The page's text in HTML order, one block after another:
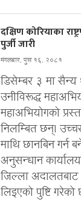
दक्षिण कोरियाका
पुर्जी जारी
मंगलबार, पुस १६, २०८१
डिसेम्बर ३ मा
उनीविरूद्ध
महाअभियोगको
निलम्बित छन्।
माथि छानबिन गर्न
अनुसन्धान
जिल्ला अदालतबाट
लिइएको पुष्टि गरेको